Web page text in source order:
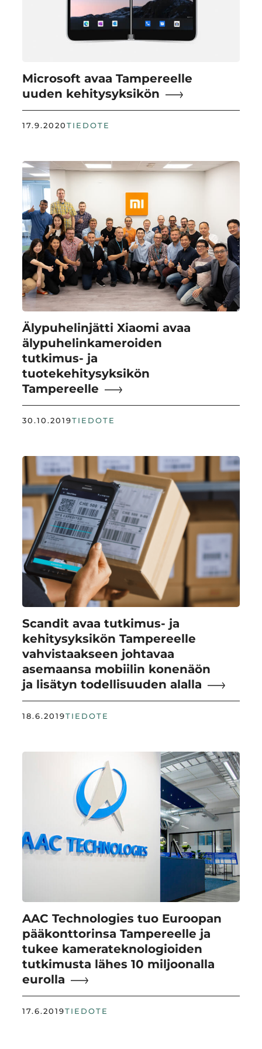
Microsoft avaa Tampereelle
uuden kehitysyksikön
17.9.2020TIEDOTE
Älypuhelinjätti Xiaomi avaa
älypuhelinkameroiden
tutkimus- ja
tuotekehitysyksikön
Tampereelle
30.10.2019TIEDOTE
Scandit avaa tutkimus- ja
kehitysyksikön Tampereelle
vahvistaakseen johtavaa
asemaansa mobiilin konenäön
ja lisätyn todellisuuden alalla
18.6.2019TIEDOTE
AAC Technologies tuo Euroopan
pääkonttorinsa Tampereelle ja
tukee kamerateknologioiden
tutkimusta lähes 10 miljoonalla
eurolla
17.6.2019TIEDOTE